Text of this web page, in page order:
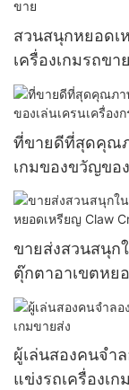
สวนสนุกหยอดเ
เครื่องเกมรถขาย
ที่ขายดีที่สุดคุณภ
เกมของขวัญขอ
ใหญ่
ขายส่งสวนสนุก
ตุ๊กตาอาเขตหย
ผู้เล่นสองคนจำ
แข่งรถเครื่องเก